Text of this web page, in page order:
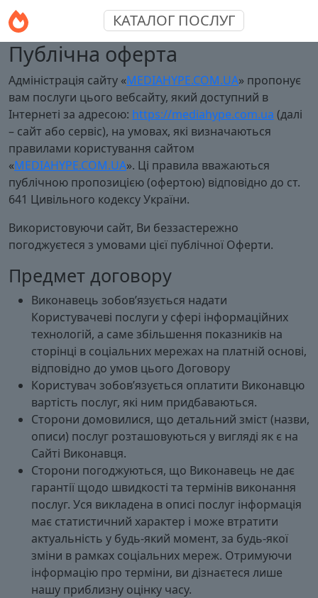
КАТАЛОГ ПОСЛУГ
Публічна оферта
Адміністрація сайту «MEDIAHYPE.COM.UA» пропонує
вам послуги цього вебсайту, який доступний в
Інтернеті за адресою: https://mediahype.com.ua (далі
– сайт або сервіс), на умовах, які визначаються
правилами користування сайтом
«MEDIAHYPE.COM.UA». Ці правила вважаються
публічною пропозицією (офертою) відповідно до ст.
641 Цивільного кодексу України.
Використовуючи сайт, Ви беззастережно
погоджуєтеся з умовами цієї публічної Оферти.
Предмет договору
Виконавець зобов’язується надати
Користувачеві послуги у сфері інформаційних
технологій, а саме збільшення показників на
сторінці в соціальних мережах на платній основі,
відповідно до умов цього Договору
Користувач зобов’язується оплатити Виконавцю
вартість послуг, які ним придбаваються.
Сторони домовилися, що детальний зміст (назви,
описи) послуг розташовуються у вигляді як є на
Сайті Виконавця.
Сторони погоджуються, що Виконавець не дає
гарантії щодо швидкості та термінів виконання
послуг. Уся викладена в описі послуг інформація
має статистичний характер і може втратити
актуальність у будь-який момент, за будь-якої
зміни в рамках соціальних мереж. Отримуючи
інформацію про терміни, ви дізнаєтеся лише
нашу приблизну оцінку часу.